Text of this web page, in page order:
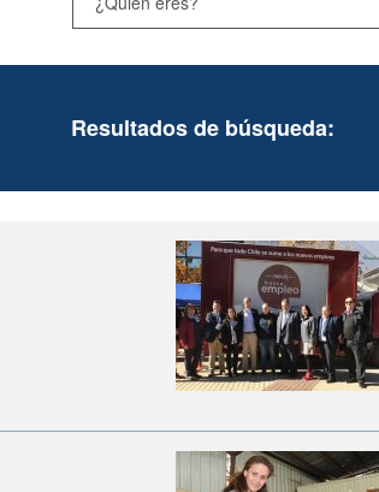
Resultados de búsqueda: